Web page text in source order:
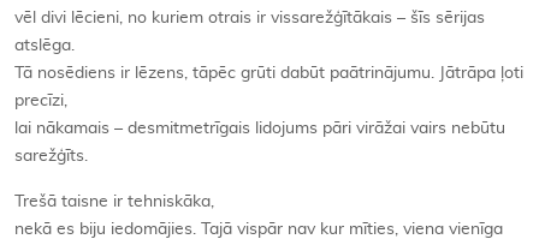
vēl divi lēcieni, no kuriem otrais ir vissarežģītākais – šīs sērijas
atslēga.
Tā nosēdiens ir lēzens, tāpēc grūti dabūt paātrinājumu. Jātrāpa ļoti
precīzi,
lai nākamais – desmitmetrīgais lidojums pāri virāžai vairs nebūtu
sarežģīts.
Trešā taisne ir tehniskāka,
nekā es biju iedomājies. Tajā vispār nav kur mīties, viena vienīga